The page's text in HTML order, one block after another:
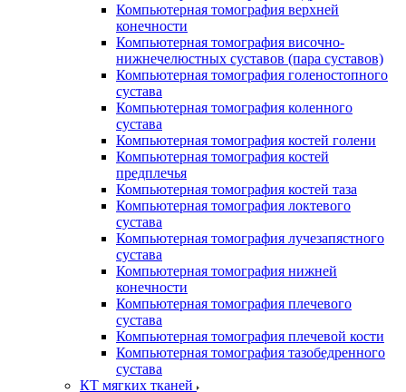
Компьютерная томография верхней
конечности
Компьютерная томография височно-
нижнечелюстных суставов (пара суставов)
Компьютерная томография голеностопного
сустава
Компьютерная томография коленного
сустава
Компьютерная томография костей голени
Компьютерная томография костей
предплечья
Компьютерная томография костей таза
Компьютерная томография локтевого
сустава
Компьютерная томография лучезапястного
сустава
Компьютерная томография нижней
конечности
Компьютерная томография плечевого
сустава
Компьютерная томография плечевой кости
Компьютерная томография тазобедренного
сустава
КТ мягких тканей